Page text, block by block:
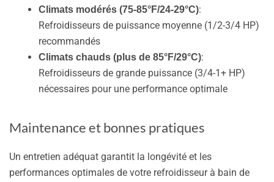
Climats modérés (75-85°F/24-29°C):
Refroidisseurs de puissance moyenne (1/2-3/4 HP)
recommandés
Climats chauds (plus de 85°F/29°C):
Refroidisseurs de grande puissance (3/4-1+ HP)
nécessaires pour une performance optimale
Maintenance et bonnes pratiques
Un entretien adéquat garantit la longévité et les
performances optimales de votre refroidisseur à bain de